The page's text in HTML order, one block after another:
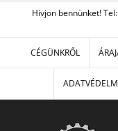
KihagyásHívjon bennünket!
CÉGÜNKRŐL